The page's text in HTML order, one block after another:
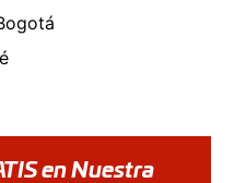
en Nuestra